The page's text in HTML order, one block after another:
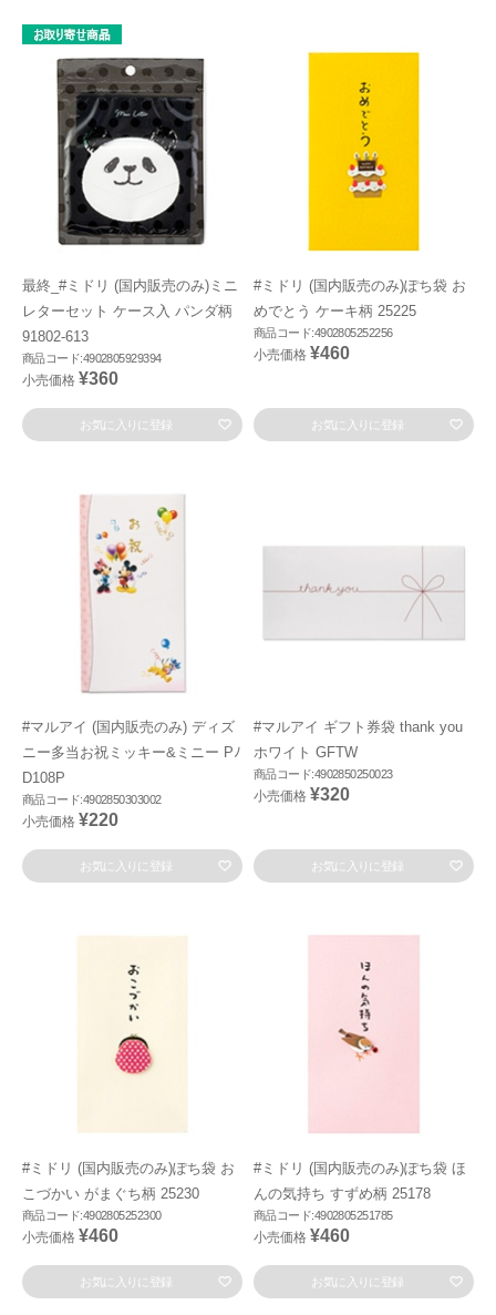
最終_#ミドリ (国内販売のみ)ミニ
レターセット ケース入 パンダ柄
91802-613
商品コード:4902805929394
小売価格 ¥360
お気に入りに登録
#ミドリ (国内販売のみ)ぽち袋 お
めでとう ケーキ柄 25225
商品コード:4902805252256
小売価格 ¥460
お気に入りに登録
#マルアイ (国内販売のみ) ディズ
ニー多当お祝ミッキー&ミニー Pﾉ
D108P
商品コード:4902850303002
小売価格 ¥220
お気に入りに登録
#マルアイ ギフト券袋 thank you
ホワイト GFTW
商品コード:4902850250023
小売価格 ¥320
お気に入りに登録
#ミドリ (国内販売のみ)ぽち袋 お
こづかい がまぐち柄 25230
商品コード:4902805252300
小売価格 ¥460
お気に入りに登録
#ミドリ (国内販売のみ)ぽち袋 ほ
んの気持ち すずめ柄 25178
商品コード:4902805251785
小売価格 ¥460
お気に入りに登録